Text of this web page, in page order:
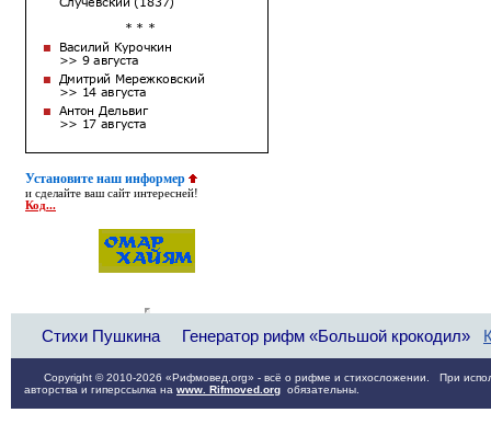
Установите наш информер
и сделайте ваш сайт интересней!
Код...
Стихи Пушкина Генератор рифм «Большой крокодил»
Copyright © 2010-2026 «Рифмовед.org» - всё о рифме и стихосложении. При
авторства и гиперссылка на www. Rifmoved.org обязательны.